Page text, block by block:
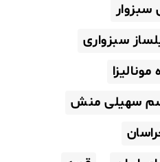
سبزوار
سبزواری
سهیلی منش